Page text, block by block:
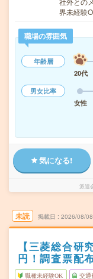
界未経験
職場の雰囲気
年齢層
20代
男女比率
女性
気になる!
派遣
未読 掲載日 2026/08/08
【三菱総合研
円！調査票配
職種未経験OK 交通